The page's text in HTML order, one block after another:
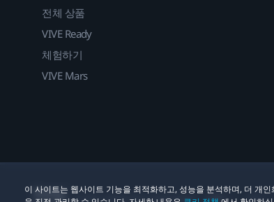
이 사이트는 웹사이트 기능을 최적화하고, 성능을 분석하며, 더 개
전체 상품
VIVE Ready
체험하기
VIVE Mars
© 2011-2026 HTC Corporation 법률 쿠키